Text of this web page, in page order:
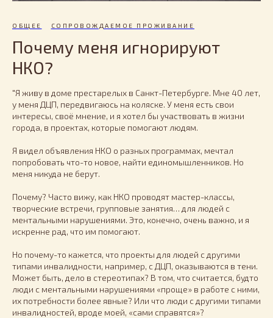
ОБЩЕЕ СОПРОВОЖДАЕМОЕ ПРОЖИВАНИЕ
Почему меня игнорируют
НКО?
"Я живу в доме престарелых в Санкт-Петербурге. Мне 40 лет,
у меня ДЦП, передвигаюсь на коляске. У меня есть свои
интересы, своё мнение, и я хотел бы участвовать в жизни
города, в проектах, которые помогают людям.
Я видел объявления НКО о разных программах, мечтал
попробовать что-то новое, найти единомышленников. Но
меня никуда не берут.
Почему? Часто вижу, как НКО проводят мастер-классы,
творческие встречи, групповые занятия… для людей с
ментальными нарушениями. Это, конечно, очень важно, и я
искренне рад, что им помогают.
Но почему-то кажется, что проекты для людей с другими
типами инвалидности, например, с ДЦП, оказываются в тени.
Может быть, дело в стереотипах? В том, что считается, будто
люди с ментальными нарушениями «проще» в работе с ними,
их потребности более явные? Или что люди с другими типами
инвалидностей, вроде моей, «сами справятся»?